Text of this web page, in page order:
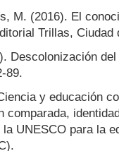
M. (2016). El
Trillas,
Descolonización
89.
y educación
comparada,
UNESCO para la